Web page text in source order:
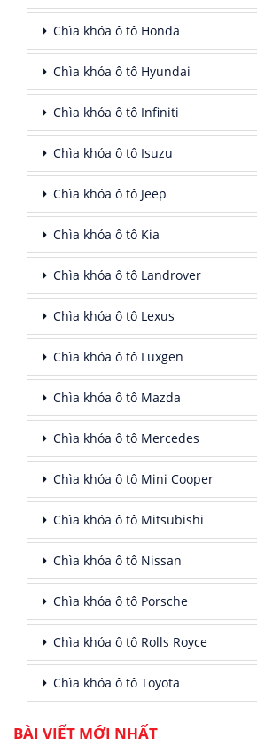
Chìa khóa ô tô Honda
Chìa khóa ô tô Hyundai
Chìa khóa ô tô Infiniti
Chìa khóa ô tô Isuzu
Chìa khóa ô tô Jeep
Chìa khóa ô tô Kia
Chìa khóa ô tô Landrover
Chìa khóa ô tô Lexus
Chìa khóa ô tô Luxgen
Chìa khóa ô tô Mazda
Chìa khóa ô tô Mercedes
Chìa khóa ô tô Mini Cooper
Chìa khóa ô tô Mitsubishi
Chìa khóa ô tô Nissan
Chìa khóa ô tô Porsche
Chìa khóa ô tô Rolls Royce
Chìa khóa ô tô Toyota
BÀI VIẾT MỚI NHẤT